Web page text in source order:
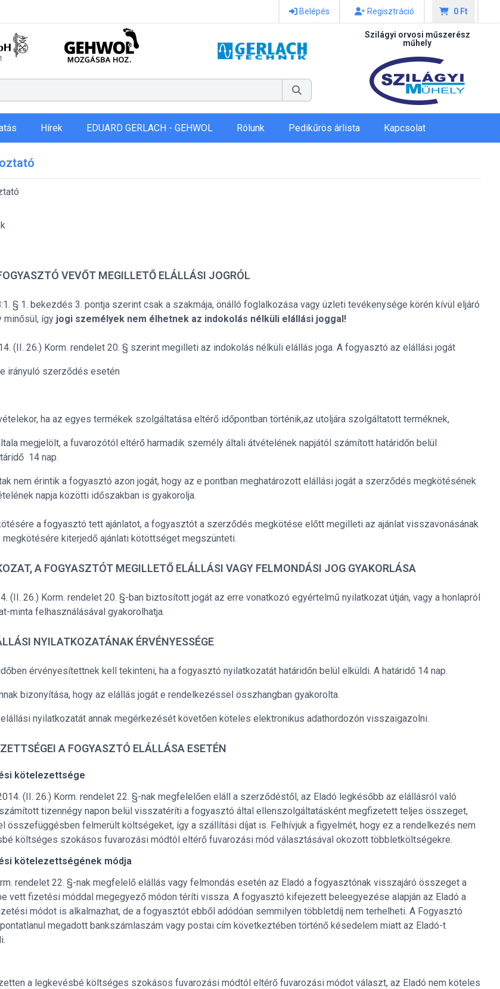
Belépés Regisztráció 0 Ft
Szilágyi orvosi műszerész
műhely
Hírek EDUARD GERLACH - GEHWOL Rólunk Pedikűrös árlista Kapcsolat
VEVŐT MEGILLETŐ ELÁLLÁSI JOGRÓL
§ 1. bekezdés 3. pontja szerint csak a szakmája, önálló foglalkozása vagy üzleti tevékenysége körén kívül eljáró
így jogi személyek nem élhetnek az indokolás nélküli elállási joggal!
(II. 26.) Korm. rendelet 20. § szerint megilleti az indokolás nélküli elállás joga. A fogyasztó az elállási jogát
irányuló szerződés esetén
ha az egyes termékek szolgáltatása eltérő időpontban történik,az utoljára szolgáltatott terméknek,
megjelölt, a fuvarozótól eltérő harmadik személy általi átvételének napjától számított határidőn belül
14 nap.
nem érintik a fogyasztó azon jogát, hogy az e pontban meghatározott elállási jogát a szerződés megkötésének
napja közötti időszakban is gyakorolja.
a fogyasztó tett ajánlatot, a fogyasztót a szerződés megkötése előtt megilleti az ajánlat visszavonásának
kiterjedő ajánlati kötöttséget megszünteti.
A FOGYASZTÓT MEGILLETŐ ELÁLLÁSI VAGY FELMONDÁSI JOG GYAKORLÁSA
(II. 26.) Korm. rendelet 20. §-ban biztosított jogát az erre vonatkozó egyértelmű nyilatkozat útján, vagy a honlapról
minta felhasználásával gyakorolhatja.
NYILATKOZATÁNAK ÉRVÉNYESSÉGE
érvényesítettnek kell tekinteni, ha a fogyasztó nyilatkozatát határidőn belül elküldi. A határidő 14 nap.
bizonyítása, hogy az elállás jogát e rendelkezéssel összhangban gyakorolta.
nyilatkozatát annak megérkezését követően köteles elektronikus adathordozón visszaigazolni.
A FOGYASZTÓ ELÁLLÁSA ESETÉN
kötelezettsége
(II. 26.) Korm. rendelet 22. §-nak megfelelően eláll a szerződéstől, az Eladó legkésőbb az elállásról való
tizennégy napon belül visszatéríti a fogyasztó által ellenszolgáltatásként megfizetett teljes összeget,
összefüggésben felmerült költségeket, így a szállítási díjat is. Felhívjuk a figyelmét, hogy ez a rendelkezés nem
költséges szokásos fuvarozási módtól eltérő fuvarozási mód választásával okozott többletköltségekre.
kötelezettségének módja
rendelet 22. §-nak megfelelő elállás vagy felmondás esetén az Eladó a fogyasztónak visszajáró összeget a
vett fizetési móddal megegyező módon téríti vissza. A fogyasztó kifejezett beleegyezése alapján az Eladó a
módot is alkalmazhat, de a fogyasztót ebből adódóan semmilyen többletdíj nem terhelheti. A Fogyasztó
megadott bankszámlaszám vagy postai cím következtében történő késedelem miatt az Eladó-t
a legkevésbé költséges szokásos fuvarozási módtól eltérő fuvarozási módot választ, az Eladó nem köteles